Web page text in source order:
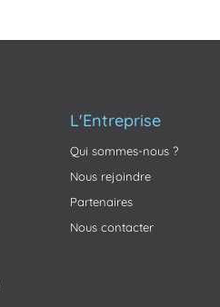
L'Entreprise
Qui sommes-nous ?
Nous rejoindre
Partenaires
Nous contacter